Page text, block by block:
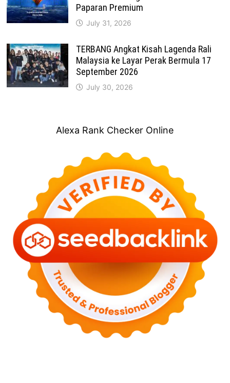
Paparan Premium
July 31, 2026
TERBANG Angkat Kisah Lagenda Rali
Malaysia ke Layar Perak Bermula 17
September 2026
July 30, 2026
Alexa Rank Checker Online